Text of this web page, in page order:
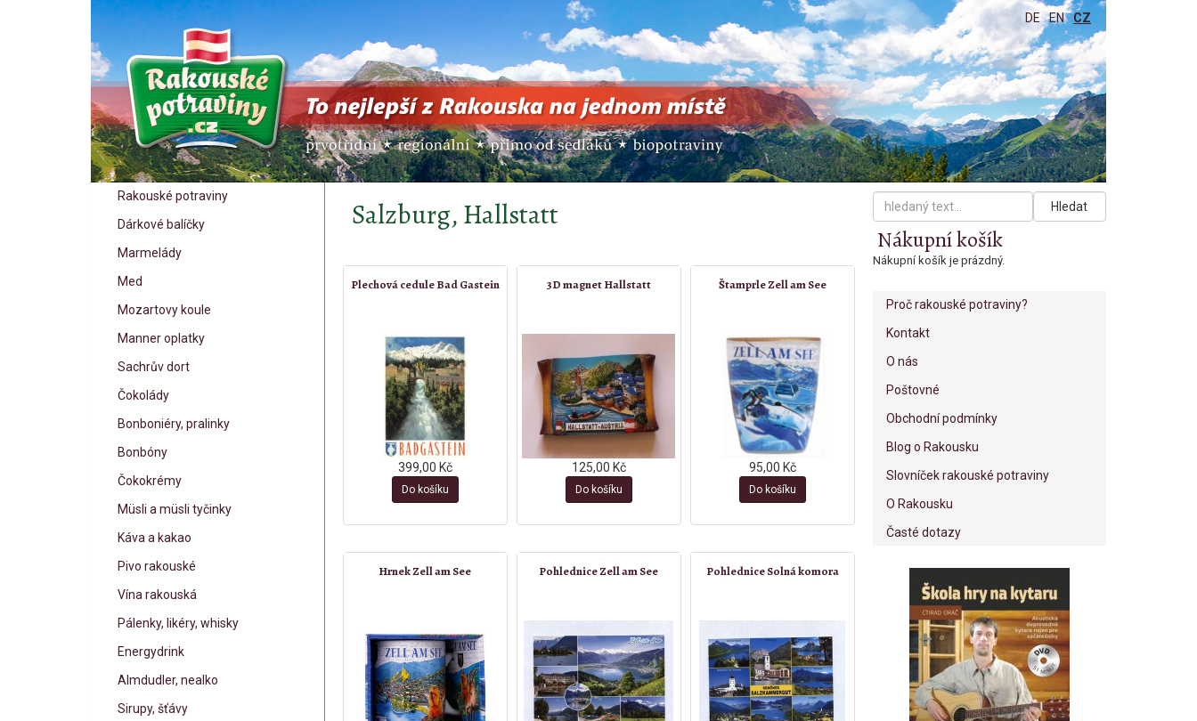
DE EN CZ
Rakouské potraviny
Dárkové balíčky
Marmelády
Med
Mozartovy koule
Manner oplatky
Sachrův dort
Čokolády
Bonboniéry, pralinky
Bonbóny
Čokokrémy
Müsli a müsli tyčinky
Káva a kakao
Pivo rakouské
Vína rakouská
Pálenky, likéry, whisky
Energydrink
Almdudler, nealko
Sirupy, šťávy
Salzburg, Hallstatt
Plechová cedule Bad Gastein
399,00 Kč
Do košíku
3D magnet Hallstatt
125,00 Kč
Do košíku
Štamprle Zell am See
95,00 Kč
Do košíku
Hrnek Zell am See Pohlednice Zell am See Pohlednice Solná komora
Hledat
Nákupní košík
Nákupní košík je prázdný.
Proč rakouské potraviny?
Kontakt
O nás
Poštovné
Obchodní podmínky
Blog o Rakousku
Slovníček rakouské potraviny
O Rakousku
Časté dotazy